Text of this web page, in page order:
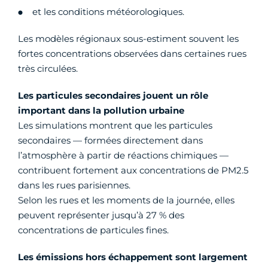
et les conditions météorologiques.
Les modèles régionaux sous-estiment souvent les
fortes concentrations observées dans certaines rues
très circulées.
Les particules secondaires jouent un rôle
important dans la pollution urbaine
Les simulations montrent que les particules
secondaires — formées directement dans
l’atmosphère à partir de réactions chimiques —
contribuent fortement aux concentrations de PM2.5
dans les rues parisiennes.
Selon les rues et les moments de la journée, elles
peuvent représenter jusqu’à 27 % des
concentrations de particules fines.
Les émissions hors échappement sont largement